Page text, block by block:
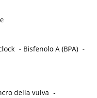
- Bisfenolo A (BPA) -
della vulva -